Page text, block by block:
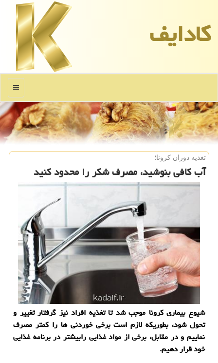
كادایف
منو
تغذیه دوران كرونا؛
آب كافی بنوشید، مصرف شكر را محدود كنید
شیوع بیماری کرونا موجب شد تا تغذیه افراد نیز گرفتار تغییر و
تحول شود، بطوریکه لازم است برخی خوردنی ها را کمتر مصرف
نماییم و در مقابل، برخی از مواد غذایی رابیشتر در برنامه غذایی
خود قرار دهیم.